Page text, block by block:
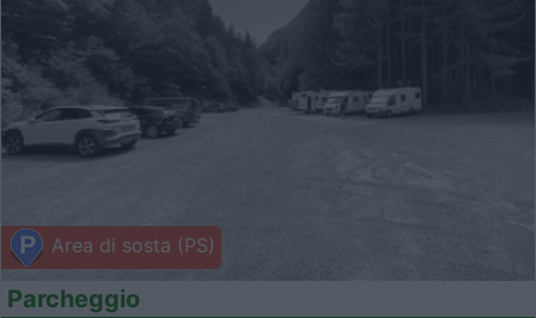
Area di sosta (PS)
Parcheggio